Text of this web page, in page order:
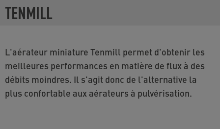
TENMILL
L'aérateur miniature Tenmill permet d'obtenir les
meilleures performances en matière de flux à des
débits moindres. Il s'agit donc de l'alternative la
plus confortable aux aérateurs à pulvérisation.